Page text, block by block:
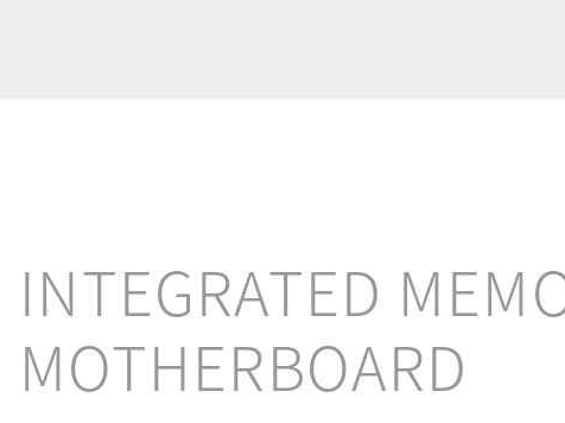
INTEGRATED
MOTHERBOARD